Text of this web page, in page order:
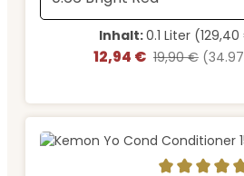
Inhalt:0.1 Liter
Verkaufspreis:
12,94 € Regulärer
19,90 €